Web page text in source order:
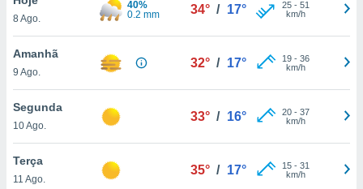
lhe
e
com
Pode
e
a
8 Ago.
40%
0.2 mm
34° / 17° 25- 51
km/h
Amanhã
9 Ago.
32° / 17° 19- 36
km/h
Segunda
10 Ago.
33° / 16° 20- 37
km/h
Terça
11 Ago.
35° / 17° 15- 31
km/h